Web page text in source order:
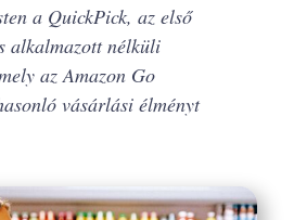
a QuickPick, az első
alkalmazott nélküli
az Amazon Go
vásárlási élményt